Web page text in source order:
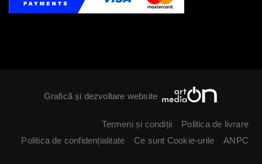
Graficã și dezvoltare website
Termeni și condiții
Politica de livrare
Politica de confidențialitate
Ce sunt Cookie-urile ANPC